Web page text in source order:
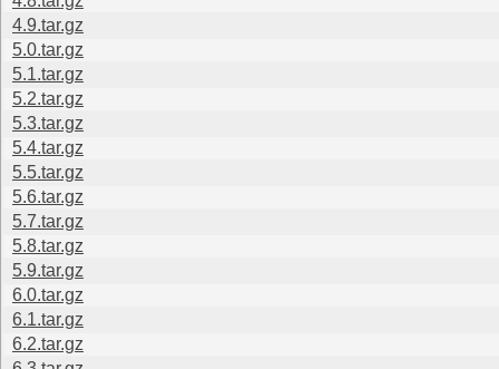
4.9.tar.gz
5.0.tar.gz
5.1.tar.gz
5.2.tar.gz
5.3.tar.gz
5.4.tar.gz
5.5.tar.gz
5.6.tar.gz
5.7.tar.gz
5.8.tar.gz
5.9.tar.gz
6.0.tar.gz
6.1.tar.gz
6.2.tar.gz